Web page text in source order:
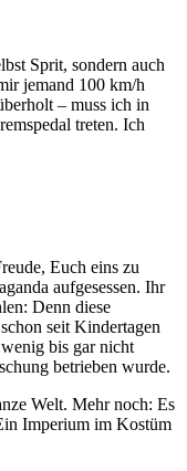
Sprit, sondern auch
jemand 100 km/h
– muss ich in
treten. Ich
Euch eins zu
aufgesessen. Ihr
Denn diese
seit Kindertagen
bis gar nicht
betrieben wurde.
Welt. Mehr noch: Es
Imperium im Kostüm